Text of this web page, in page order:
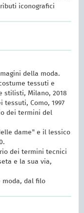
iconografici
della moda.
tessuti e
stilisti, Milano, 2018
tessuti, Como, 1997
dei termini del
dame" e il lessico
dei termini tecnici
e la sua via,
moda, dal filo